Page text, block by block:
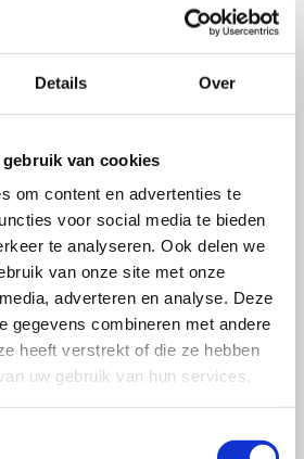
Details Over
van cookies
om content en advertenties te
voor social media te bieden
te analyseren. Ook delen we
van onze site met onze
adverteren en analyse. Deze
gegevens combineren met andere
heeft verstrekt of die ze hebben
uw gebruik van hun services.
geeft je
om
met AI te